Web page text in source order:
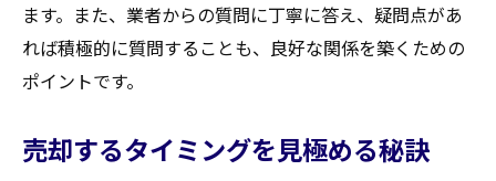
信頼できる情報源を活用した交渉
リアルタイムの市場情報を交渉に活かす
対面交渉における注意点
成功する交渉事例から学ぶ取引テクニック
ます。また、業者からの質問に丁寧に答え、疑問点があ
れば積極的に質問することも、良好な関係を築くための
ポイントです。
売却するタイミングを見極める秘訣